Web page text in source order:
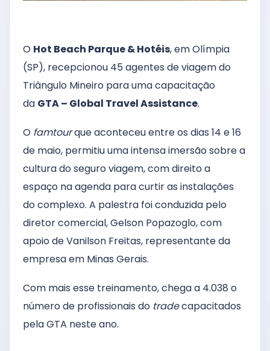
O Hot Beach Parque & Hotéis, em Olímpia
(SP), recepcionou 45 agentes de viagem do
Triângulo Mineiro para uma capacitação
da GTA – Global Travel Assistance.
O famtourque aconteceu entre os dias 14 e 16
de maio, permitiu uma intensa imersão sobre a
cultura do seguro viagem, com direito a
espaço na agenda para curtir as instalações
do complexo. A palestra foi conduzida pelo
diretor comercial, Gelson Popazoglo, com
apoio de Vanilson Freitas, representante da
empresa em Minas Gerais.
Com mais esse treinamento, chega a 4.038 o
número de profissionais do tradecapacitados
pela GTA neste ano.